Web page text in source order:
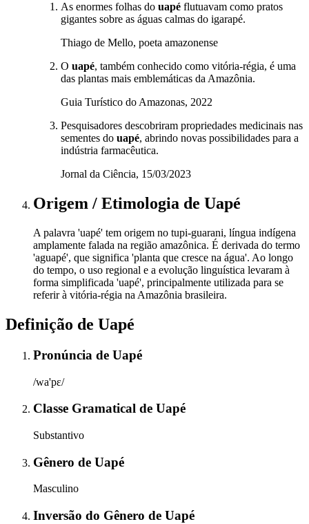
As enormes folhas do uapé flutuavam como pratos
gigantes sobre as águas calmas do igarapé.
Thiago de Mello, poeta amazonense
O uapé, também conhecido como vitória-régia, é uma
das plantas mais emblemáticas da Amazônia.
Guia Turístico do Amazonas, 2022
Pesquisadores descobriram propriedades medicinais nas
sementes do uapé, abrindo novas possibilidades para a
indústria farmacêutica.
Jornal da Ciência, 15/03/2023
Origem / Etimologia de Uapé
A palavra 'uapé' tem origem no tupi-guarani, língua indígena
amplamente falada na região amazônica. É derivada do termo
'aguapé', que significa 'planta que cresce na água'. Ao longo
do tempo, o uso regional e a evolução linguística levaram à
forma simplificada 'uapé', principalmente utilizada para se
referir à vitória-régia na Amazônia brasileira.
Definição de Uapé
Pronúncia de Uapé
/wa'pɛ/
Classe Gramatical de Uapé
Substantivo
Gênero de Uapé
Masculino
Inversão do Gênero de Uapé